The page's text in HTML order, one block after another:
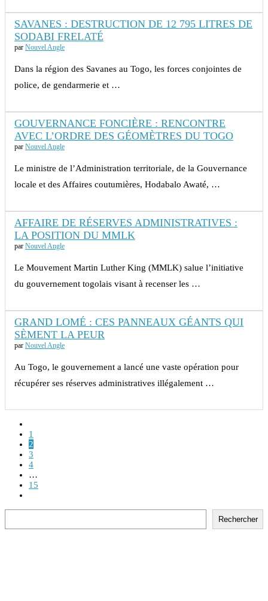
SAVANES : DESTRUCTION DE 12 795 LITRES DE
SODABI FRELATÉ
par Nouvel Angle
Dans la région des Savanes au Togo, les forces conjointes de
police, de gendarmerie et …
GOUVERNANCE FONCIÈRE : RENCONTRE
AVEC L’ORDRE DES GÉOMÈTRES DU TOGO
par Nouvel Angle
Le ministre de l’Administration territoriale, de la Gouvernance
locale et des Affaires coutumières, Hodabalo Awaté, …
AFFAIRE DE RÉSERVES ADMINISTRATIVES :
LA POSITION DU MMLK
par Nouvel Angle
Le Mouvement Martin Luther King (MMLK) salue l’initiative
du gouvernement togolais visant à recenser les …
GRAND LOMÉ : CES PANNEAUX GÉANTS QUI
SÈMENT LA PEUR
par Nouvel Angle
Au Togo, le gouvernement a lancé une vaste opération pour
récupérer ses réserves administratives illégalement …
1
2
3
4
…
15
Rechercher